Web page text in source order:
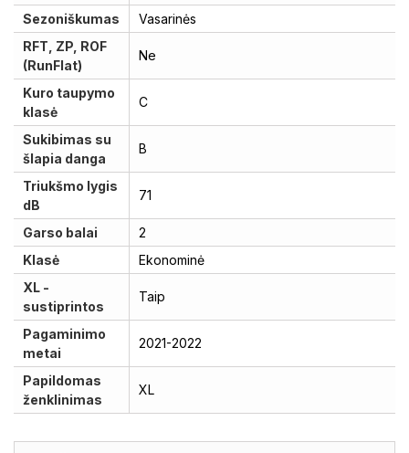
Sezoniškumas
Vasarinės
RFT, ZP, ROF
(RunFlat)
Ne
Kuro taupymo
klasė
C
Sukibimas su
šlapia danga
B
Triukšmo lygis
dB
71
Garso balai
2
Klasė
Ekonominė
XL -
sustiprintos
Taip
Pagaminimo
metai
2021-2022
Papildomas
ženklinimas
XL